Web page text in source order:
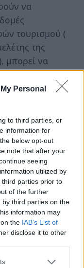
Personal
to third parties, or
information for
below opt-out
note that after your
seeing
utilized by
parties prior to
of the further
third parties on the
information may
the IAB’s List of
disclose it to other
να
τουρισμού (
της
μπορεί να
του ΠΑΡΚΟΥ με
της
αυτονομία .
του το ΠΑΡΚΟ,
εξαιρετικά
και
από
από φορείς
του
δεν
αλλά θα πρέπει
φορέων
τομέα, της